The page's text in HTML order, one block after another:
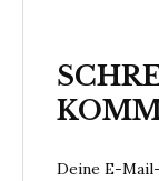
Deine E-